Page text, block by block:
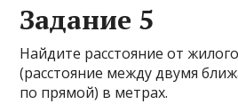
Задание 5
Найдите расстояние от
(расстояние между двумя
по прямой) в метрах.